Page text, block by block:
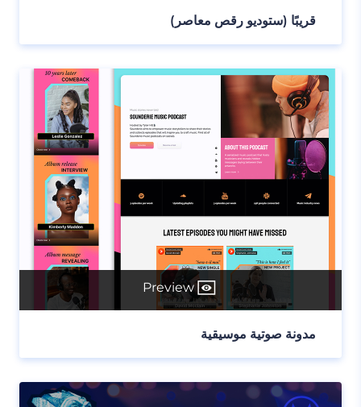
قريبًا (ستوديو رقص معاصر)
Preview
مدونة صوتية موسيقية